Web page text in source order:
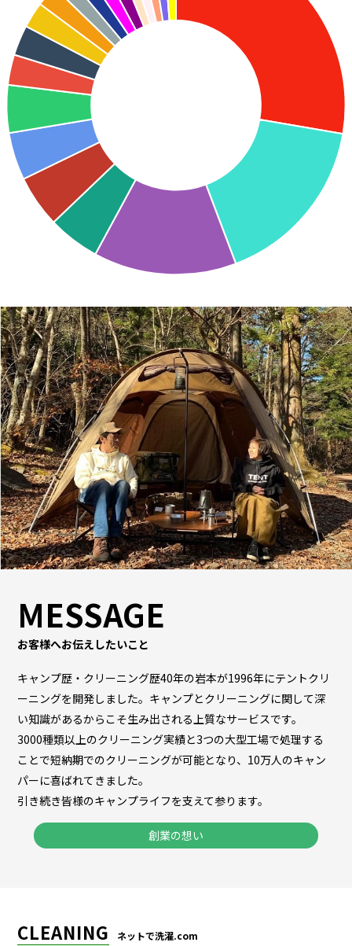
MESSAGE
お客様へお伝えしたいこと
キャンプ歴・クリーニング歴40年の岩本が1996年にテントクリ
ーニングを開発しました。キャンプとクリーニングに関して深
い知識があるからこそ生み出される上質なサービスです。
3000種類以上のクリーニング実績と3つの大型工場で処理する
ことで短納期でのクリーニングが可能となり、10万人のキャン
パーに喜ばれてきました。
引き続き皆様のキャンプライフを支えて参ります。
創業の想い
CLEANING ネットで洗濯.com